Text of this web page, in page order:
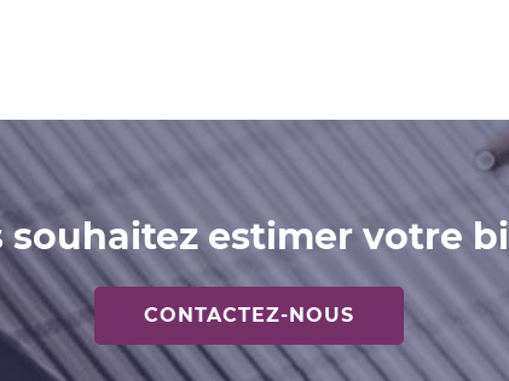
souhaitez estimer votre
CONTACTEZ-NOUS